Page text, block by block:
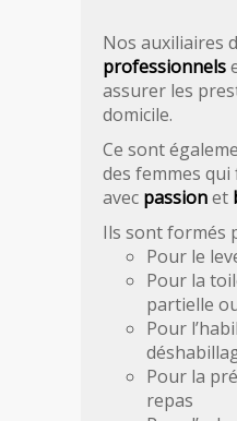
Nos auxiliaires
professionnels
assurer les
domicile.
Ce sont
des femmes
avec passionet
Ils sont formés
Pour le
Pour la
partielle
Pour
Pour la
repas